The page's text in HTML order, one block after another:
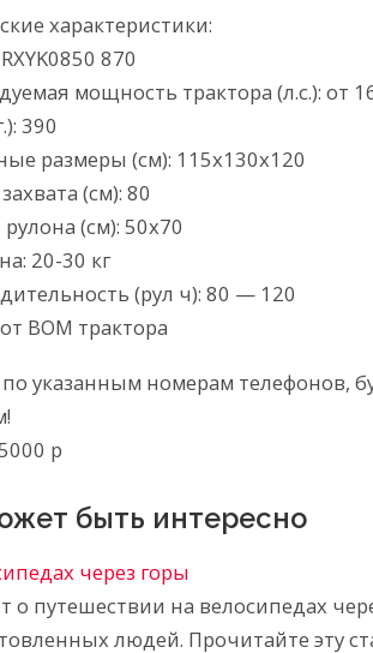
характеристики:
870
мощность трактора (л.с.): от
390
размеры (см): 115х130х120
(см): 80
(см): 50х70
20-30 кг
(рул ч): 80 — 120
ВОМ трактора
указанным номерам телефонов,
р
быть интересно
через горы
о путешествии на велосипедах
людей. Прочитайте эту